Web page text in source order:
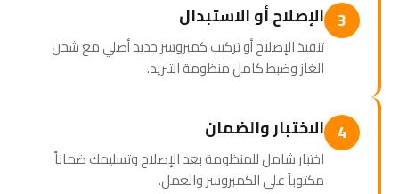
3 الإصلاح أو الاستبدال
تنفيذ الإصلاح أو تركيب كمبروسر جديد أصلي مع شحن
الغاز وضبط كامل منظومة التبريد.
4 الاختبار والضمان
اختبار شامل للمنظومة بعد الإصلاح وتسليمك ضماناً
مكتوباً على الكمبروسر والعمل.